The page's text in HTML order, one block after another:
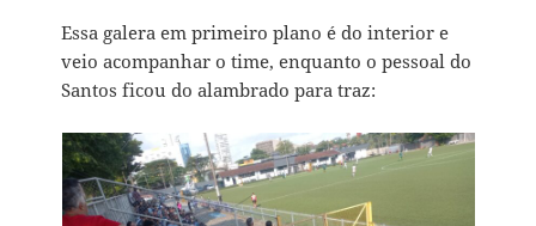
Essa galera em primeiro plano é do interior e
veio acompanhar o time, enquanto o pessoal do
Santos ficou do alambrado para traz: